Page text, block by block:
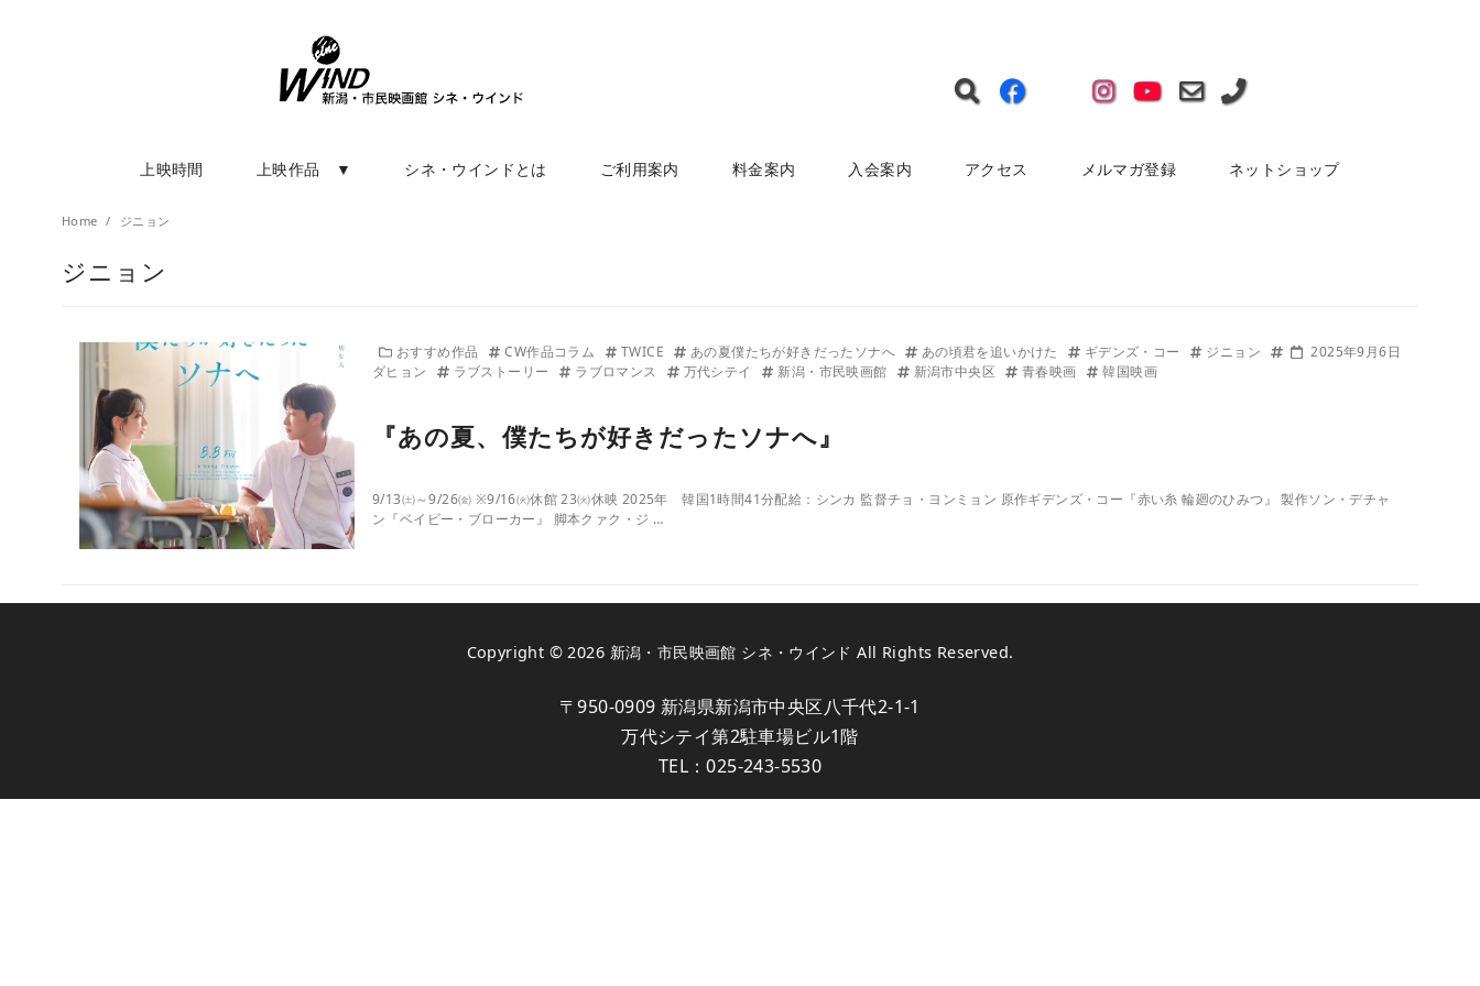
上映時間 上映作品 ▼ シネ・ウインドとは ご利用案内 料金案内 入会案内 アクセス メルマガ登録 ネットショップ
Home ジニョン
ジニョン
おすすめ作品 CW作品コラム TWICE あの夏僕たちが好きだったソナへ あの頃君を追いかけた ギデンズ・コー
ジニョン
ダヒョン
ラブストーリー ラブロマンス 万代シテイ 新潟・市民映画館 新潟市中央区 青春映画 韓国映画
2025年9月6日
『あの夏、僕たちが好きだったソナへ』
9/13㈯～9/26㈮ ※9/16㈫休館 23㈫休映 2025年 韓国1時間41分配給：シンカ 監督チョ・ヨンミョン 原作ギデンズ・コー『赤い糸 輪廻のひみつ』 製作ソン・デチャ
ン『ベイビー・ブローカー』 脚本クァク・ジ …
Copyright © 2026 新潟・市民映画館 シネ・ウインド All Rights Reserved.
〒950-0909 新潟県新潟市中央区八千代2-1-1
万代シテイ第2駐車場ビル1階
TEL：025-243-5530